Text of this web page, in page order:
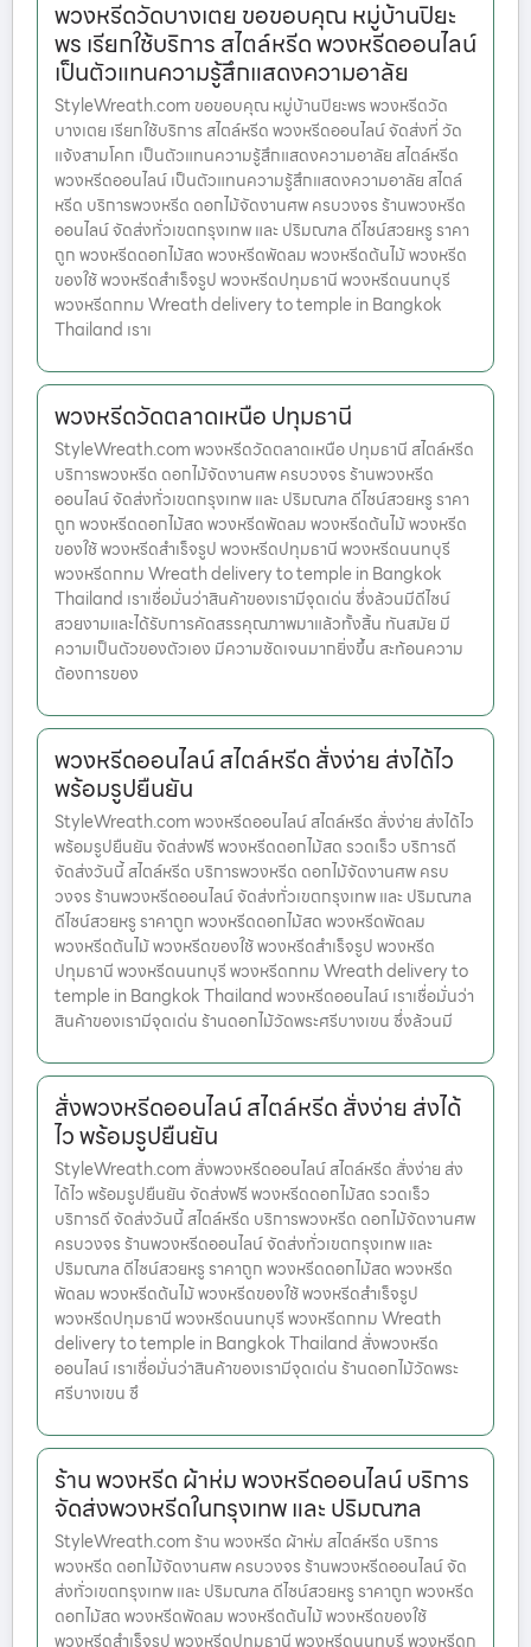
พวงหรีดวัดบางเตย ขอขอบคุณ หมู่บ้านปิยะ
พร เรียกใช้บริการ สไตล์หรีด พวงหรีดออนไลน์
เป็นตัวแทนความรู้สึกแสดงความอาลัย
StyleWreath.com ขอขอบคุณ หมู่บ้านปิยะพร พวงหรีดวัด
บางเตย เรียกใช้บริการ สไตล์หรีด พวงหรีดออนไลน์ จัดส่งที่ วัด
แจ้งสามโคก เป็นตัวแทนความรู้สึกแสดงความอาลัย สไตล์หรีด
พวงหรีดออนไลน์ เป็นตัวแทนความรู้สึกแสดงความอาลัย สไตล์
หรีด บริการพวงหรีด ดอกไม้จัดงานศพ ครบวงจร ร้านพวงหรีด
ออนไลน์ จัดส่งทั่วเขตกรุงเทพ และ ปริมณฑล ดีไซน์สวยหรู ราคา
ถูก พวงหรีดดอกไม้สด พวงหรีดพัดลม พวงหรีดต้นไม้ พวงหรีด
ของใช้ พวงหรีดสำเร็จรูป พวงหรีดปทุมธานี พวงหรีดนนทบุรี
พวงหรีดกทม Wreath delivery to temple in Bangkok
Thailand เราเ
พวงหรีดวัดตลาดเหนือ ปทุมธานี
StyleWreath.com พวงหรีดวัดตลาดเหนือ ปทุมธานี สไตล์หรีด
บริการพวงหรีด ดอกไม้จัดงานศพ ครบวงจร ร้านพวงหรีด
ออนไลน์ จัดส่งทั่วเขตกรุงเทพ และ ปริมณฑล ดีไซน์สวยหรู ราคา
ถูก พวงหรีดดอกไม้สด พวงหรีดพัดลม พวงหรีดต้นไม้ พวงหรีด
ของใช้ พวงหรีดสำเร็จรูป พวงหรีดปทุมธานี พวงหรีดนนทบุรี
พวงหรีดกทม Wreath delivery to temple in Bangkok
Thailand เราเชื่อมั่นว่าสินค้าของเรามีจุดเด่น ซึ่งล้วนมีดีไซน์
สวยงามและได้รับการคัดสรรคุณภาพมาแล้วทั้งสิ้น ทันสมัย มี
ความเป็นตัวของตัวเอง มีความชัดเจนมากยิ่งขึ้น สะท้อนความ
ต้องการของ
พวงหรีดออนไลน์ สไตล์หรีด สั่งง่าย ส่งได้ไว
พร้อมรูปยืนยัน
StyleWreath.com พวงหรีดออนไลน์ สไตล์หรีด สั่งง่าย ส่งได้ไว
พร้อมรูปยืนยัน จัดส่งฟรี พวงหรีดดอกไม้สด รวดเร็ว บริการดี
จัดส่งวันนี้ สไตล์หรีด บริการพวงหรีด ดอกไม้จัดงานศพ ครบ
วงจร ร้านพวงหรีดออนไลน์ จัดส่งทั่วเขตกรุงเทพ และ ปริมณฑล
ดีไซน์สวยหรู ราคาถูก พวงหรีดดอกไม้สด พวงหรีดพัดลม
พวงหรีดต้นไม้ พวงหรีดของใช้ พวงหรีดสำเร็จรูป พวงหรีด
ปทุมธานี พวงหรีดนนทบุรี พวงหรีดกทม Wreath delivery to
temple in Bangkok Thailand พวงหรีดออนไลน์ เราเชื่อมั่นว่า
สินค้าของเรามีจุดเด่น ร้านดอกไม้วัดพระศรีบางเขน ซึ่งล้วนมี
สั่งพวงหรีดออนไลน์ สไตล์หรีด สั่งง่าย ส่งได้
ไว พร้อมรูปยืนยัน
StyleWreath.com สั่งพวงหรีดออนไลน์ สไตล์หรีด สั่งง่าย ส่ง
ได้ไว พร้อมรูปยืนยัน จัดส่งฟรี พวงหรีดดอกไม้สด รวดเร็ว
บริการดี จัดส่งวันนี้ สไตล์หรีด บริการพวงหรีด ดอกไม้จัดงานศพ
ครบวงจร ร้านพวงหรีดออนไลน์ จัดส่งทั่วเขตกรุงเทพ และ
ปริมณฑล ดีไซน์สวยหรู ราคาถูก พวงหรีดดอกไม้สด พวงหรีด
พัดลม พวงหรีดต้นไม้ พวงหรีดของใช้ พวงหรีดสำเร็จรูป
พวงหรีดปทุมธานี พวงหรีดนนทบุรี พวงหรีดกทม Wreath
delivery to temple in Bangkok Thailand สั่งพวงหรีด
ออนไลน์ เราเชื่อมั่นว่าสินค้าของเรามีจุดเด่น ร้านดอกไม้วัดพระ
ศรีบางเขน ซึ
ร้าน พวงหรีด ผ้าห่ม พวงหรีดออนไลน์ บริการ
จัดส่งพวงหรีดในกรุงเทพ และ ปริมณฑล
StyleWreath.com ร้าน พวงหรีด ผ้าห่ม สไตล์หรีด บริการ
พวงหรีด ดอกไม้จัดงานศพ ครบวงจร ร้านพวงหรีดออนไลน์ จัด
ส่งทั่วเขตกรุงเทพ และ ปริมณฑล ดีไซน์สวยหรู ราคาถูก พวงหรีด
ดอกไม้สด พวงหรีดพัดลม พวงหรีดต้นไม้ พวงหรีดของใช้
พวงหรีดสำเร็จรูป พวงหรีดปทุมธานี พวงหรีดนนทบุรี พวงหรีดก